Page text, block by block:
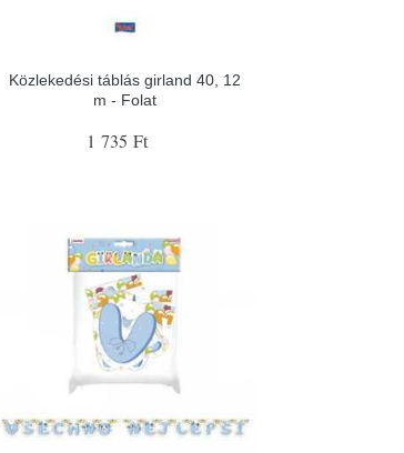
Közlekedési táblás girland 40, 12
m - Folat
1 735 Ft